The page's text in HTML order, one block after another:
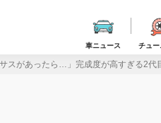
車ニュース チュー
スがあったら…」完成度が高すぎる2代